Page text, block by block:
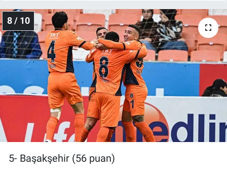
8 / 10
5- Başakşehir (56 puan)